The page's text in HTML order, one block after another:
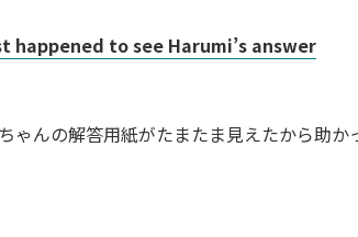
to see Harumi’s answer
ゃんの解答用紙がたまたま見えたから助か